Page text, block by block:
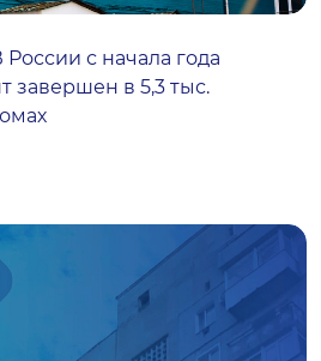
с начала года
завершен в 5,3 тыс.